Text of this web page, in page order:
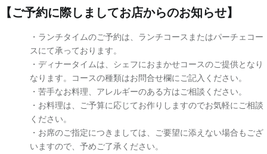
【ご予約に際しましてお店からのお知らせ】
・ランチタイムのご予約は、ランチコースまたはパーチェコー
スにて承っております。
・ディナータイムは、シェフにおまかせコースのご提供となり
なります。コースの種類はお問合せ欄にご記入ください。
・苦手なお料理、アレルギーのある方はご相談ください。
・お料理は、ご予算に応じてお作りしますのでお気軽にご相談
ください。
・お席のご指定につきましては、ご要望に添えない場合もござ
いますので、予めご了承ください。